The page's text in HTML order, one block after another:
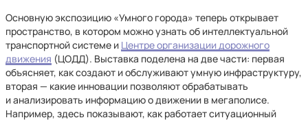
Основную экспозицию «Умного города» теперь открывает
пространство, в котором можно узнать об интеллектуальной
транспортной системе и Центре организации дорожного
движения (ЦОДД). Выставка поделена на две части: первая
объясняет, как создают и обслуживают умную инфраструктуру,
вторая — какие инновации позволяют обрабатывать
и анализировать информацию о движении в мегаполисе.
Например, здесь показывают, как работает ситуационный